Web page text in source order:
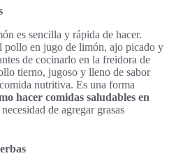
es sencilla y rápida de hacer.
pollo en jugo de limón, ajo picado y
de cocinarlo en la freidora de
tierno, jugoso y lleno de sabor
nutritiva. Es una forma
hacer comidas saludables en
de agregar grasas